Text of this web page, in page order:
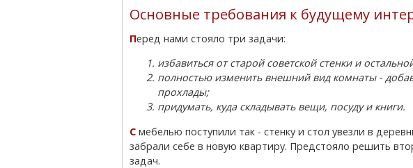
Основные требования к будущему
Перед нами стояло три задачи:
избавиться от старой советской стенки и
полностью изменить внешний вид комнаты -
прохлады;
придумать, куда складывать вещи, посуду и книги.
С мебелью поступили так - стенку и стол увезли в деревню, мягкий уголок временно
забрали себе в новую квартиру. Предстояло решить
задач.